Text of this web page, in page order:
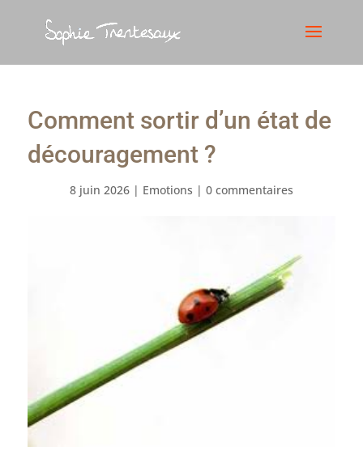
Comment sortir d’un état de
découragement ?
8 juin 2026| Emotions | 0 commentaires